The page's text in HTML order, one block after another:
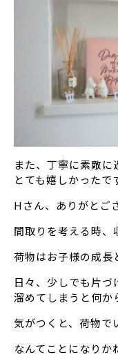
また、丁寧に素敵に
とても嬉しかったで
Hさん、ありがとご
間取りを考える時、
荷物はお子様の成長
日々、少しでも片づ
溜めてしまうと何か
気がつくと、荷物で
なんてことになりか